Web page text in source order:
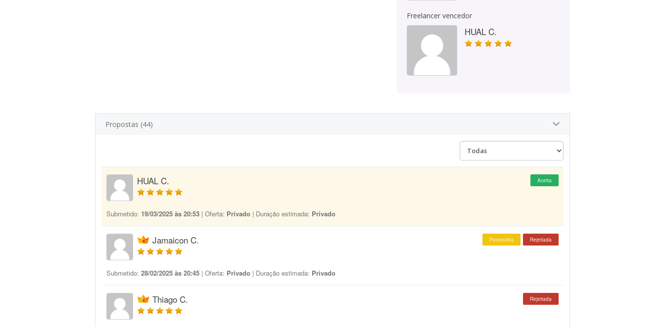
Freelancer vencedor
HUAL C.
Propostas (44)
HUAL C. Aceita
Submetido: 19/03/2025 às 20:53 | Oferta: Privado | Duração estimada: Privado
Jamaicon C. Promovida Rejeitada
Submetido: 28/02/2025 às 20:45 | Oferta: Privado | Duração estimada: Privado
Thiago C. Rejeitada